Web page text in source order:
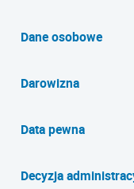
Dane osobowe
Darowizna
Data pewna
Decyzja